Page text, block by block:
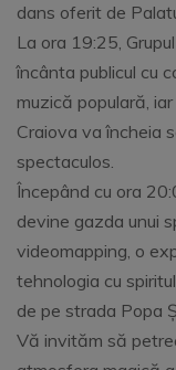
dans oferit de
La ora 19:25,
încânta publicul cu
muzică populară,
Craiova va încheia
spectaculos.
Începând cu ora
devine gazda unui
videomapping, o
tehnologia cu
de pe strada Popa
Vă invităm să